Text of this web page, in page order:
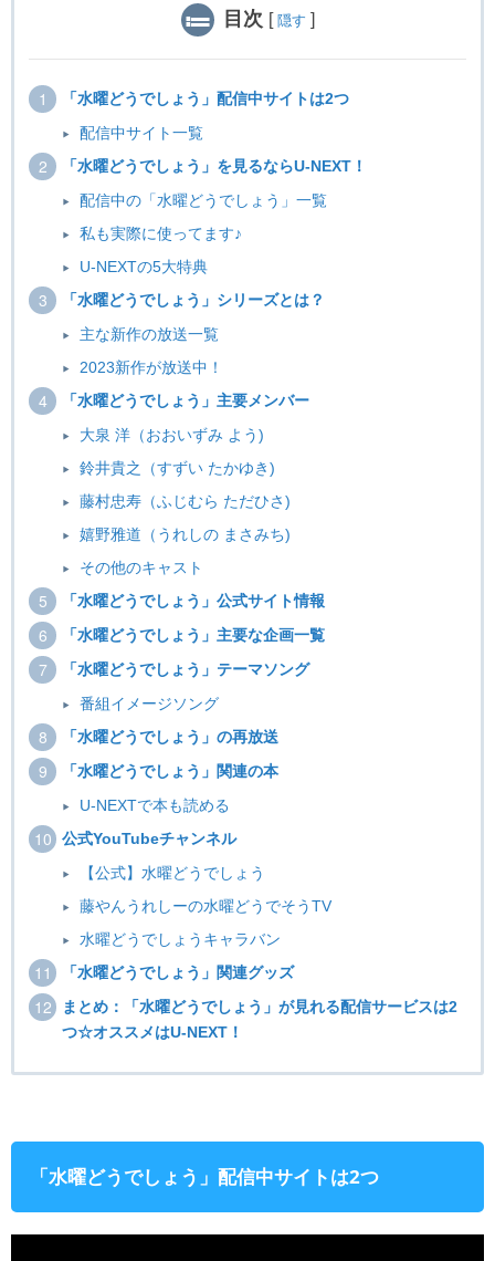
目次 [ 隠す ]
「水曜どうでしょう」配信中サイトは2つ
配信中サイト一覧
「水曜どうでしょう」を見るならU-NEXT！
配信中の「水曜どうでしょう」一覧
私も実際に使ってます♪
U-NEXTの5大特典
「水曜どうでしょう」シリーズとは？
主な新作の放送一覧
2023新作が放送中！
「水曜どうでしょう」主要メンバー
大泉 洋（おおいずみ よう)
鈴井貴之（すずい たかゆき)
藤村忠寿（ふじむら ただひさ)
嬉野雅道（うれしの まさみち)
その他のキャスト
「水曜どうでしょう」公式サイト情報
「水曜どうでしょう」主要な企画一覧
「水曜どうでしょう」テーマソング
番組イメージソング
「水曜どうでしょう」の再放送
「水曜どうでしょう」関連の本
U-NEXTで本も読める
公式YouTubeチャンネル
【公式】水曜どうでしょう
藤やんうれしーの水曜どうでそうTV
水曜どうでしょうキャラバン
「水曜どうでしょう」関連グッズ
まとめ：「水曜どうでしょう」が見れる配信サービスは2
つ☆オススメはU-NEXT！
「水曜どうでしょう」配信中サイトは2つ